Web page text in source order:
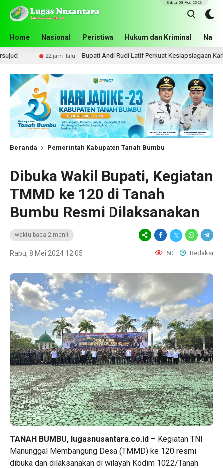
Home Nasional Peristiwa Hukum dan Kriminal
Sabtu, 08 Agu 2026
lalu Bupati Andi Rudi Latif Perkuat Kesiapsiagaan Karhutla, Pemkab
Beranda Pemerintah Kabupaten Tanah Bumbu
Dibuka Wakil Bupati, Kegiatan
TMMD ke 120 di Tanah
Bumbu Resmi Dilaksanakan
waktu baca 2 menit
Rabu, 8 Mei 2024 12:05 50 Redaksi
TANAH BUMBU, lugasnusantara.co.id – Kegiatan TNI
Manunggal Membangung Desa (TMMD) ke 120 resmi
dibuka dan dilaksanakan di wilayah Kodim 1022/Tanah